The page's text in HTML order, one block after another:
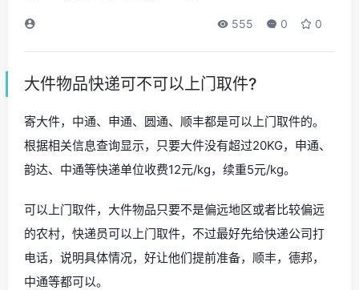
555 0 0
大件物品快递可不可以上门取件?
寄大件，中通、申通、圆通、顺丰都是可以上门取件的。
根据相关信息查询显示，只要大件没有超过20KG，申通、
韵达、中通等快递单位收费12元/kg，续重5元/kg。
可以上门取件，大件物品只要不是偏远地区或者比较偏远
的农村，快递员可以上门取件，不过最好先给快递公司打
电话，说明具体情况，好让他们提前准备，顺丰，德邦，
中通等都可以。